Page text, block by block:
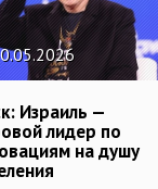
Израиль —
лидер по
на душу